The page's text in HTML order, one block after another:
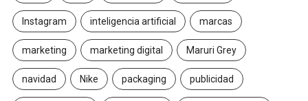
Instagram inteligencia artificial marcas
marketing marketing digital Maruri Grey
navidad Nike packaging publicidad